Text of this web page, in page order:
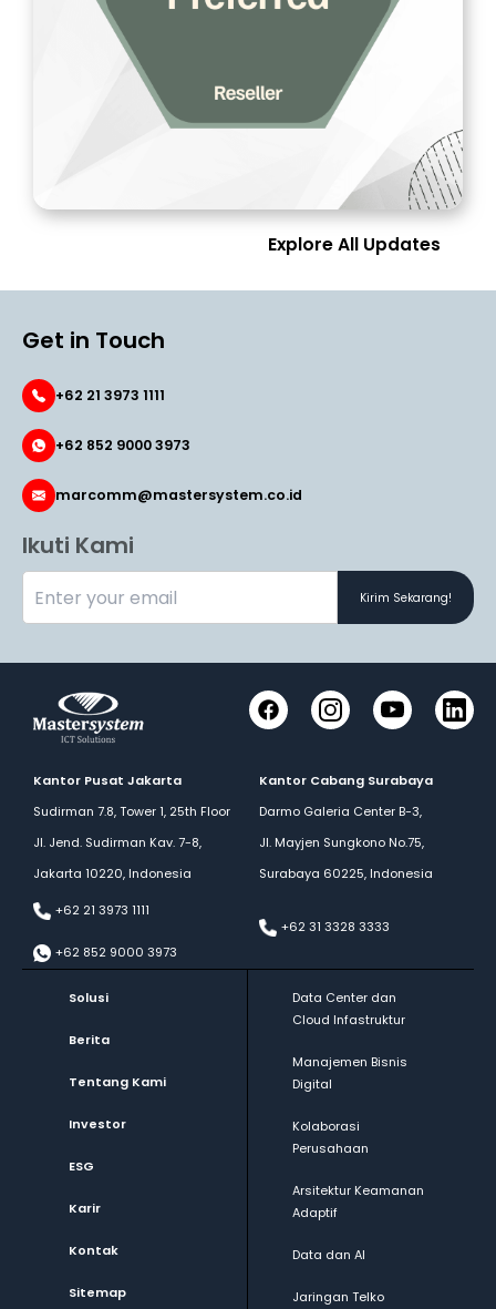
Explore All Updates
Get in Touch
+62 21 3973 1111
+62 852 9000 3973
marcomm@mastersystem.co.id
Ikuti Kami
Kirim Sekarang!
FacebookInstagramYouTube
Kantor Pusat Jakarta
Sudirman 7.8, Tower 1, 25th Floor
Jl. Jend. Sudirman Kav. 7-8,
Jakarta 10220, Indonesia
+62 21 3973 1111
+62 852 9000 3973
Kantor Cabang Surabaya
Darmo Galeria Center B-3,
Jl. Mayjen Sungkono No.75,
Surabaya 60225, Indonesia
+62 31 3328 3333
Solusi
Berita
Tentang Kami
Investor
ESG
Karir
Kontak
Sitemap
Data Center dan
Cloud Infastruktur
Manajemen Bisnis
Digital
Kolaborasi
Perusahaan
Arsitektur Keamanan
Adaptif
Data dan AI
Jaringan Telko